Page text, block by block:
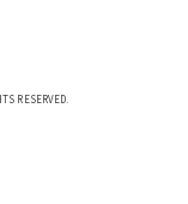
RESERVED.